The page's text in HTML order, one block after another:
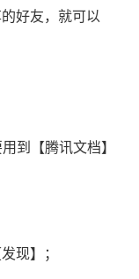
好友，就可以
到【腾讯文档】
现】；